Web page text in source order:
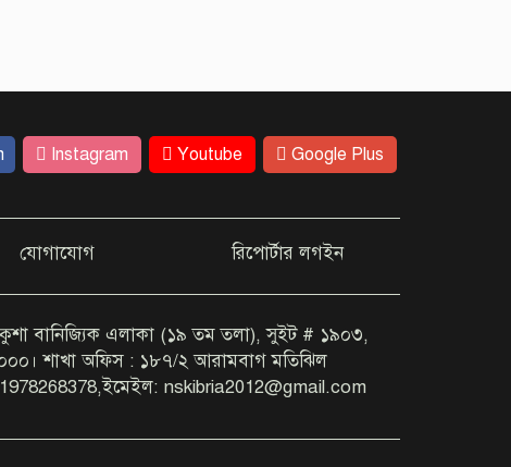
Instagram Youtube Google Plus
যোগাযোগ রিপোর্টার লগইন
বানিজ্যিক এলাকা (১৯ তম তলা), সুইট # ১৯০৩,
শাখা অফিস : ১৮৭/২ আরামবাগ মতিঝিল
nskibria2012@gmail.com